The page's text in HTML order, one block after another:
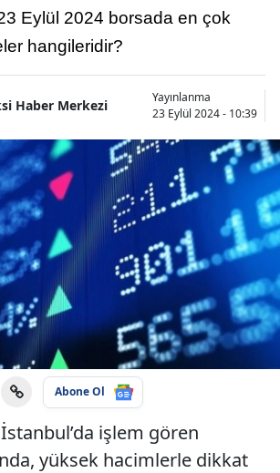
Eylül 2024 borsada en çok
hangileridir?
Haber Merkezi
Yayınlanma
23 Eylül 2024 - 10:39
Abone Ol
işlem gören
yüksek hacimlerle dikkat